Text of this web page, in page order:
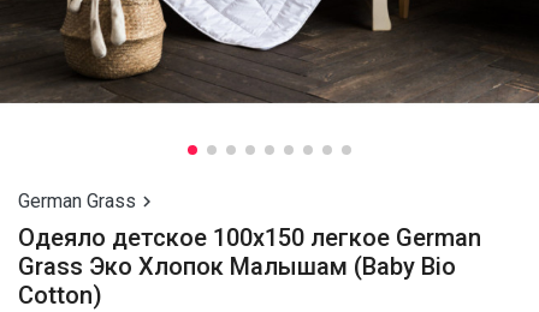
German Grass 
Одеяло детское 100х150 легкое German
Grass Эко Хлопок Малышам (Baby Bio
Cotton)